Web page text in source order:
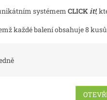
systémem CLICKit!,
každé balení obsahuje 8